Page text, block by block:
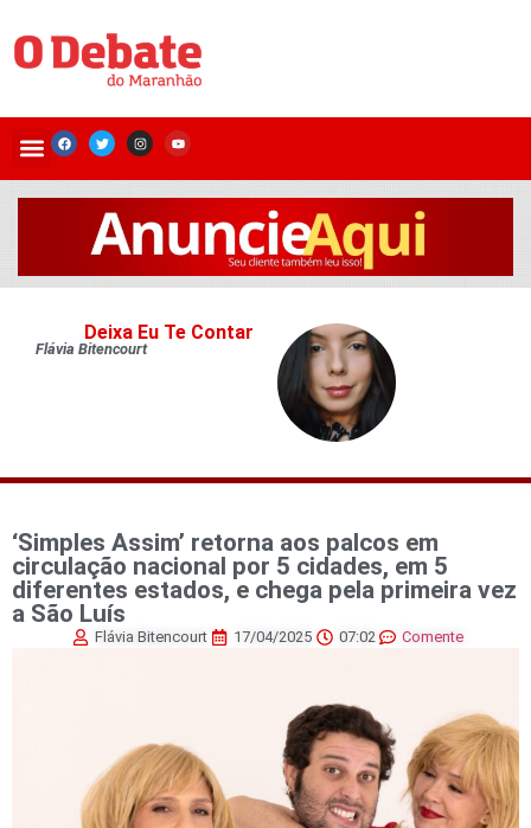
Deixa Eu Te Contar
Flávia Bitencourt
‘Simples Assim’ retorna aos palcos em
circulação nacional por 5 cidades, em 5
diferentes estados, e chega pela primeira vez
a São Luís
Flávia Bitencourt 17/04/2025 07:02 Comente